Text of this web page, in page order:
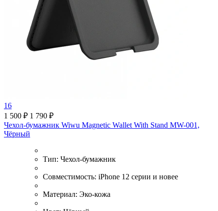
16
1 500 ₽ 1 790 ₽
Чехол-бумажник Wiwu Magnetic Wallet With Stand MW-001,
Чёрный
Тип: Чехол-бумажник
Совместимость: iPhone 12 серии и новее
Материал: Эко-кожа